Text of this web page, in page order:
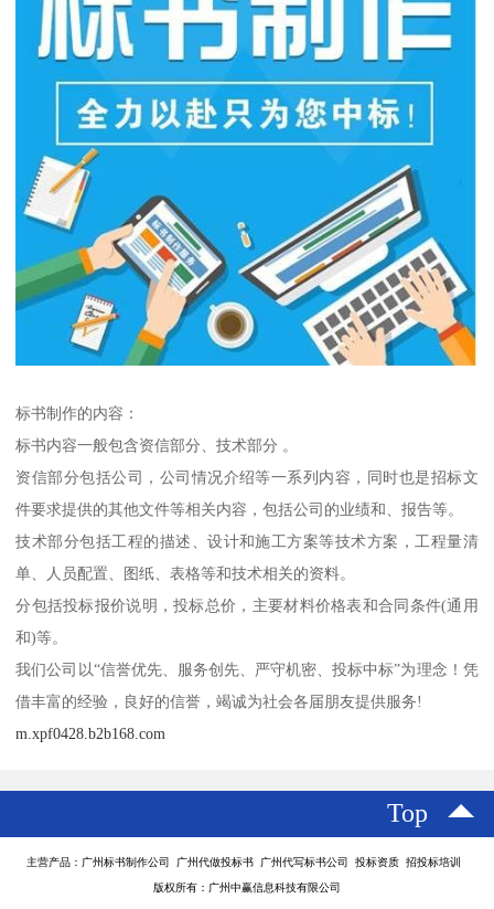
标书制作的内容：
标书内容一般包含资信部分、技术部分 。
资信部分包括公司，公司情况介绍等一系列内容，同时也是招标文
件要求提供的其他文件等相关内容，包括公司的业绩和、报告等。
技术部分包括工程的描述、设计和施工方案等技术方案，工程量清
单、人员配置、图纸、表格等和技术相关的资料。
分包括投标报价说明，投标总价，主要材料价格表和合同条件(通用
和)等。
我们公司以“信誉优先、服务创先、严守机密、投标中标”为理念！凭
借丰富的经验，良好的信誉，竭诚为社会各届朋友提供服务!
m.xpf0428.b2b168.com
Top
主营产品：广州标书制作公司 广州代做投标书 广州代写标书公司 投标资质 招投标培训
版权所有：广州中赢信息科技有限公司